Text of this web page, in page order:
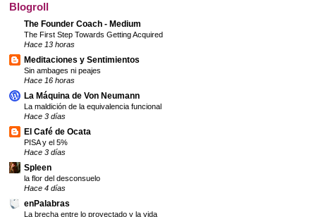
Blogroll
The Founder Coach - Medium
The First Step Towards Getting Acquired
Hace 13 horas
Meditaciones y Sentimientos
Sin ambages ni peajes
Hace 16 horas
La Máquina de Von Neumann
La maldición de la equivalencia funcional
Hace 3 días
El Café de Ocata
PISA y el 5%
Hace 3 días
Spleen
la flor del desconsuelo
Hace 4 días
enPalabras
La brecha entre lo proyectado y la vida